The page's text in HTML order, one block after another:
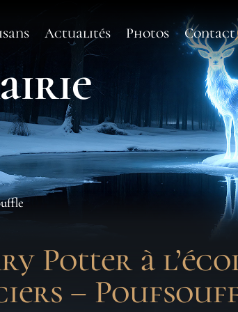
Actualités Photos Contact
Potter à
–